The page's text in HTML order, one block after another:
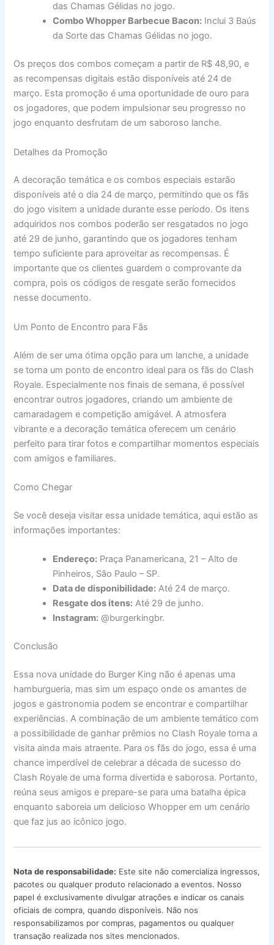
das Chamas Gélidas no jogo.
Combo Whopper Barbecue Bacon: Inclui 3 Baús
da Sorte das Chamas Gélidas no jogo.
Os preços dos combos começam a partir de R$ 48,90, e
as recompensas digitais estão disponíveis até 24 de
março. Esta promoção é uma oportunidade de ouro para
os jogadores, que podem impulsionar seu progresso no
jogo enquanto desfrutam de um saboroso lanche.
Detalhes da Promoção
A decoração temática e os combos especiais estarão
disponíveis até o dia 24 de março, permitindo que os fãs
do jogo visitem a unidade durante esse período. Os itens
adquiridos nos combos poderão ser resgatados no jogo
até 29 de junho, garantindo que os jogadores tenham
tempo suficiente para aproveitar as recompensas. É
importante que os clientes guardem o comprovante da
compra, pois os códigos de resgate serão fornecidos
nesse documento.
Um Ponto de Encontro para Fãs
Além de ser uma ótima opção para um lanche, a unidade
se torna um ponto de encontro ideal para os fãs do Clash
Royale. Especialmente nos finais de semana, é possível
encontrar outros jogadores, criando um ambiente de
camaradagem e competição amigável. A atmosfera
vibrante e a decoração temática oferecem um cenário
perfeito para tirar fotos e compartilhar momentos especiais
com amigos e familiares.
Como Chegar
Se você deseja visitar essa unidade temática, aqui estão as
informações importantes:
Endereço: Praça Panamericana, 21 – Alto de
Pinheiros, São Paulo – SP.
Data de disponibilidade: Até 24 de março.
Resgate dos itens: Até 29 de junho.
Instagram: @burgerkingbr.
Conclusão
Essa nova unidade do Burger King não é apenas uma
hamburgueria, mas sim um espaço onde os amantes de
jogos e gastronomia podem se encontrar e compartilhar
experiências. A combinação de um ambiente temático com
a possibilidade de ganhar prêmios no Clash Royale torna a
visita ainda mais atraente. Para os fãs do jogo, essa é uma
chance imperdível de celebrar a década de sucesso do
Clash Royale de uma forma divertida e saborosa. Portanto,
reúna seus amigos e prepare-se para uma batalha épica
enquanto saboreia um delicioso Whopper em um cenário
que faz jus ao icônico jogo.
Nota de responsabilidade: Este site não comercializa ingressos,
pacotes ou qualquer produto relacionado a eventos. Nosso
papel é exclusivamente divulgar atrações e indicar os canais
oficiais de compra, quando disponíveis. Não nos
responsabilizamos por compras, pagamentos ou qualquer
transação realizada nos sites mencionados.